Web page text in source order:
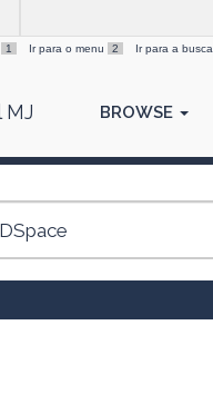
1 Ir para o menu 2 Ir para a busca
BROWSE